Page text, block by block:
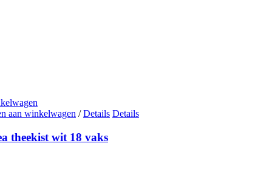
aan winkelwagen / Details Details
theekist wit 18 vaks